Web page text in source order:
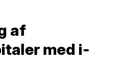
af
med i-